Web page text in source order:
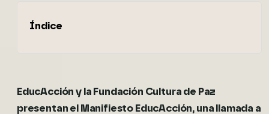
Índice
EducAcción y la Fundación Cultura de Paz
presentan el Manifiesto EducAcción, una llamada a